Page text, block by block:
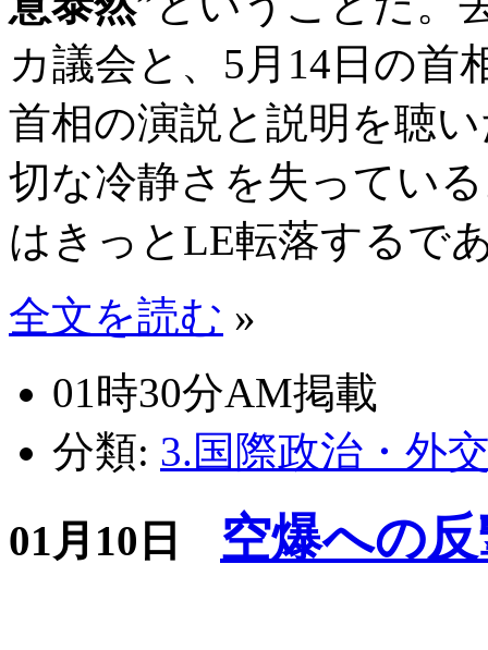
カ議会と、5月14日の首
首相の演説と説明を聴
切な冷静さを失ってい
はきっとLE転落する
全文を読む »
01時30分AM掲載
分類: 3.国際政治・外
01月10日
空爆への